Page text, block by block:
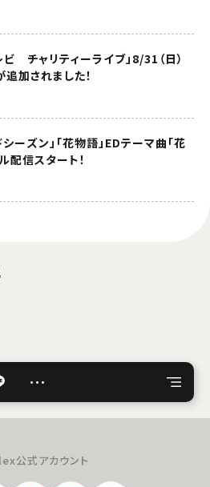
チャリティーライブ」8/31（日）
加されました！
ーズン」「花物語」EDテーマ曲「花
信スタート！
…
公式アカウント